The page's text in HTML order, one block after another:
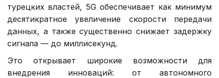
турецких властей, 5G обеспечивает как минимум
десятикратное увеличение скорости передачи
данных, а также существенно снижает задержку
сигнала — до миллисекунд.
Это открывает широкие возможности для
внедрения инноваций: от автономного